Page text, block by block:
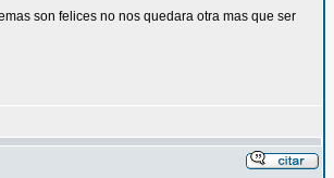
son felices no nos quedara otra mas que ser